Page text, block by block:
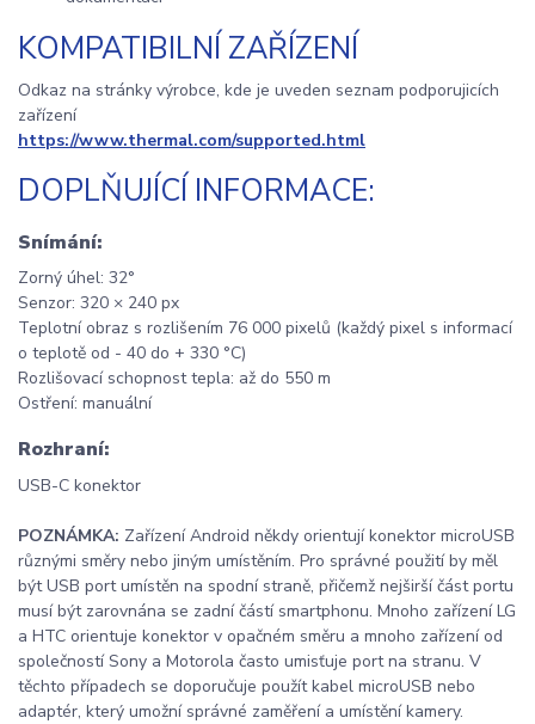
KOMPATIBILNÍ ZAŘÍZENÍ
Odkaz na stránky výrobce, kde je uveden seznam podporujicích
zařízení
https://www.thermal.com/supported.html
DOPLŇUJÍCÍ INFORMACE:
Snímání:
Zorný úhel: 32°
Senzor: 320 × 240 px
Teplotní obraz s rozlišením 76 000 pixelů (každý pixel s informací
o teplotě od - 40 do + 330 °C)
Rozlišovací schopnost tepla: až do 550 m
Ostření: manuální
Rozhraní:
USB-C konektor
POZNÁMKA: Zařízení Android někdy orientují konektor microUSB
různými směry nebo jiným umístěním. Pro správné použití by měl
být USB port umístěn na spodní straně, přičemž nejširší část portu
musí být zarovnána se zadní částí smartphonu. Mnoho zařízení LG
a HTC orientuje konektor v opačném směru a mnoho zařízení od
společností Sony a Motorola často umisťuje port na stranu. V
těchto případech se doporučuje použít kabel microUSB nebo
adaptér, který umožní správné zaměření a umístění kamery.